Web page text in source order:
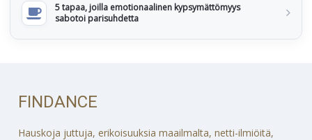
5 tapaa, joilla emotionaalinen kypsymättömyys
sabotoi parisuhdetta
FINDANCE
Hauskoja juttuja, erikoisuuksia maailmalta, netti-ilmiöitä,